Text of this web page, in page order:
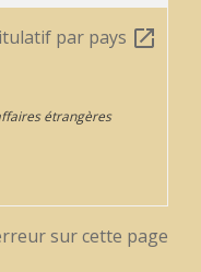
par pays open_in_new
étrangères
sur cette page